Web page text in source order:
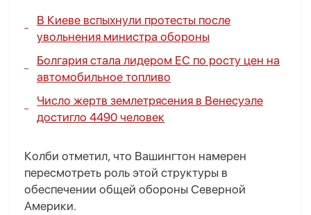
В Киеве вспыхнули протесты после
увольнения министра обороны
Болгария стала лидером ЕС по росту цен на
автомобильное топливо
Число жертв землетрясения в Венесуэле
достигло 4490 человек
Колби отметил, что Вашингтон намерен
пересмотреть роль этой структуры в
обеспечении общей обороны Северной
Америки.